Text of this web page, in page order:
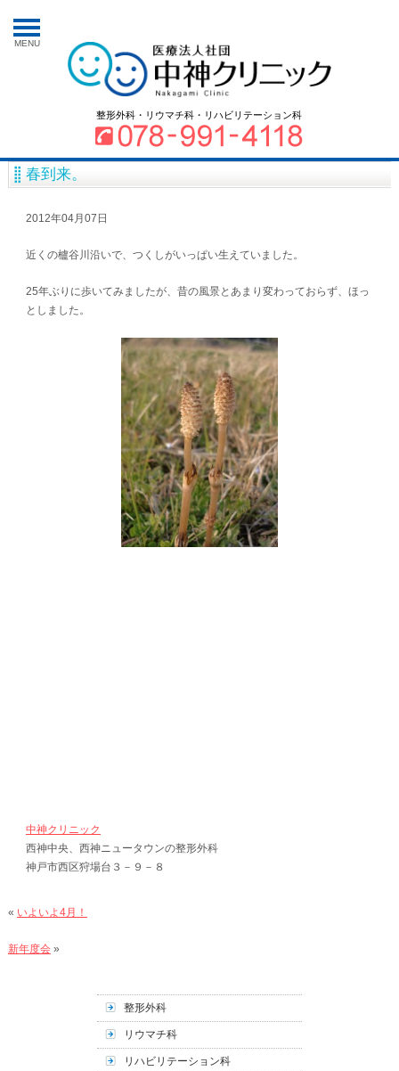
MENU
整形外科・リウマチ科・リハビリテーション科
春到来。
2012年04月07日
近くの櫨谷川沿いで、つくしがいっぱい生えていました。
25年ぶりに歩いてみましたが、昔の風景とあまり変わっておらず、ほっ
としました。
中神クリニック
西神中央、西神ニュータウンの整形外科
神戸市西区狩場台３－９－８
« いよいよ4月！
新年度会»
整形外科
リウマチ科
リハビリテーション科